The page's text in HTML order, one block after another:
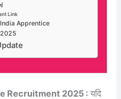
Link
India Apprentice
Recruitment 2025 : यदि